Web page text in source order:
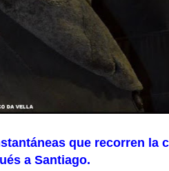
que recorren la
a Santiago.